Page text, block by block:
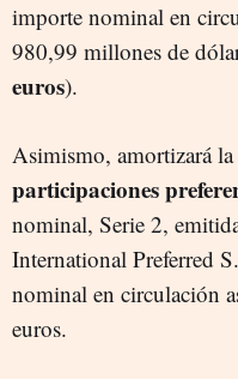
importe nominal en
980,99 millones de
euros).
Asimismo, amortizará
participaciones
nominal, Serie 2,
International Preferred
nominal en circulación
euros.